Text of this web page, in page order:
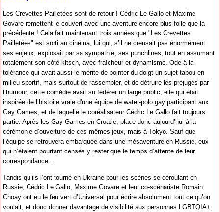
Les Crevettes Pailletées sont de retour ! Cédric Le Gallo et Maxime
Govare remettent le couvert avec une aventure encore plus folle que la
précédente ! Cela fait maintenant trois années que "Les Crevettes
Pailletées" est sorti au cinéma, lui qui, s’il ne creusait pas énormément
ses enjeux, explosait par sa sympathie, ses punchlines, tout en assumant
totalement son côté kitsch, avec fraîcheur et dynamisme. Ode à la
tolérance qui avait aussi le mérite de pointer du doigt un sujet tabou en
milieu sportif, mais surtout de rassembler, et de détruire les préjugés par
l’humour, cette comédie avait su fédérer un large public, elle qui était
inspirée de l’histoire vraie d’une équipe de water-polo gay participant aux
Gay Games, et de laquelle le coréalisateur Cédric Le Gallo fait toujours
partie. Après les Gay Games en Croatie, place donc aujourd’hui à la
cérémonie d’ouverture de ces mêmes jeux, mais à Tokyo. Sauf que
l’équipe se retrouvera embarquée dans une mésaventure en Russie, eux
qui n’étaient pourtant censés y rester que le temps d’attente de leur
correspondance...
Tandis qu’ils l’ont tourné en Ukraine pour les scènes se déroulant en
Russie, Cédric Le Gallo, Maxime Govare et leur co-scénariste Romain
Choay ont eu le feu vert d’Universal pour écrire absolument tout ce qu’on
voulait, et donc donner davantage de visibilité aux personnes LGBTQIA+.